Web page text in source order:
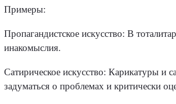
Примеры:
Пропагандистское искусство: В
инакомыслия.
Сатирическое искусство: Карикатуры и
задуматься о проблемах и критически